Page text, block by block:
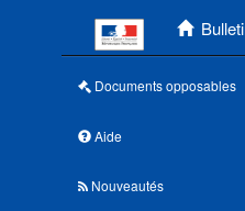
Documents opposables
Aide
Nouveautés